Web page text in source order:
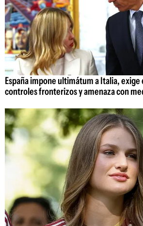
España impone ultimátum a Italia, exige
controles fronterizos y amenaza con